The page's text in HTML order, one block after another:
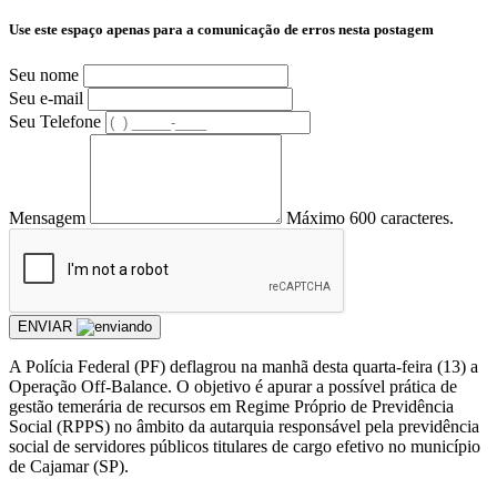
Use este espaço apenas para a comunicação de erros nesta postagem
Seu nome
Seu e-mail
Seu Telefone
Mensagem Máximo 600 caracteres.
ENVIAR
A Polícia Federal (PF) deflagrou na manhã desta quarta-feira (13) a
Operação Off-Balance. O objetivo é apurar a possível prática de
gestão temerária de recursos em Regime Próprio de Previdência
Social (RPPS) no âmbito da autarquia responsável pela previdência
social de servidores públicos titulares de cargo efetivo no município
de Cajamar (SP).